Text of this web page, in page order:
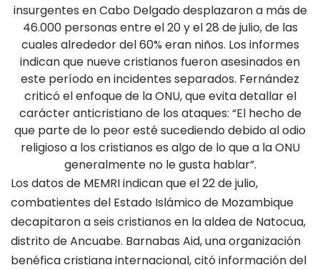
insurgentes en Cabo Delgado desplazaron a más de
46.000 personas entre el 20 y el 28 de julio, de las
cuales alrededor del 60% eran niños. Los informes
indican que nueve cristianos fueron asesinados en
este período en incidentes separados. Fernández
criticó el enfoque de la ONU, que evita detallar el
carácter anticristiano de los ataques: “El hecho de
que parte de lo peor esté sucediendo debido al odio
religioso a los cristianos es algo de lo que a la ONU
generalmente no le gusta hablar”.
Los datos de MEMRI indican que el 22 de julio,
combatientes del Estado Islámico de Mozambique
decapitaron a seis cristianos en la aldea de Natocua,
distrito de Ancuabe. Barnabas Aid, una organización
benéfica cristiana internacional, citó información del